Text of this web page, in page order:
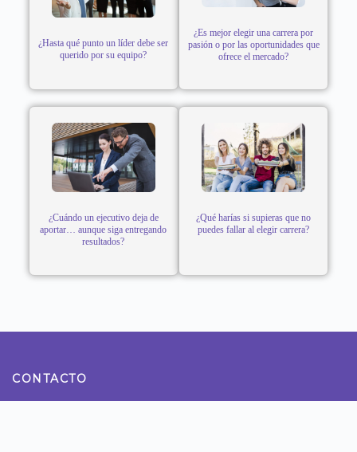
¿Hasta qué punto un líder debe ser
querido por su equipo?
¿Es mejor elegir una carrera por
pasión o por las oportunidades que
ofrece el mercado?
¿Cuándo un ejecutivo deja de
aportar… aunque siga entregando
resultados?
¿Qué harías si supieras que no
puedes fallar al elegir carrera?
CONTACTO